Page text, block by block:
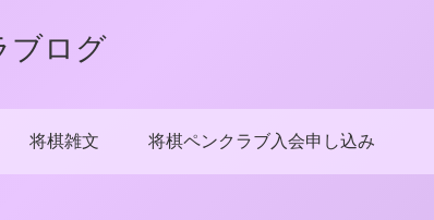
ブログ
将棋雑文 将棋ペンクラブ入会申し込み